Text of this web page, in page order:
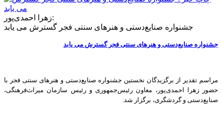
زهرا احمدی‌پور:
جشنواره صنایع‌دستی و هنرهای سنتی فجر گسترش می یابد
جشنواره صنایع‌دستی و هنرهای سنتی فجر گسترش می یابد
مراسم تقدیر از برگزیدگان نخستین جشنواره صنایع‌دستی و هنرهای سنتی فجر با
حضور زهرا احمدی‌پور، معاون رئیس‌جمهوری و رئیس سازمان میراث‌فرهنگی،
صنایع‌دستی و گردشگری، برگزار شد.